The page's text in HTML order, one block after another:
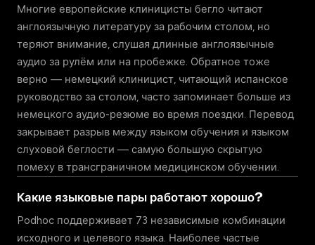
Многие европейские клиницисты бегло читают
англоязычную литературу за рабочим столом, но
теряют внимание, слушая длинные англоязычные
аудио за рулём или на пробежке. Обратное тоже
верно — немецкий клиницист, читающий испанское
руководство за столом, часто запоминает больше из
немецкого аудио-резюме во время поездки. Перевод
закрывает разрыв между языком обучения и языком
слуховой беглости — самую большую скрытую
помеху в трансграничном медицинском обучении.
Какие языковые пары работают хорошо?
Podhoc поддерживает 73 независимые комбинации
исходного и целевого языка. Наиболее частые